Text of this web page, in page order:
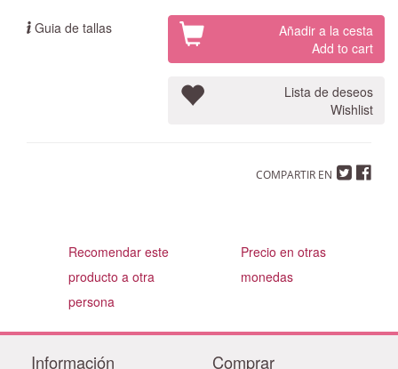
Guia de tallas
Añadir a la cesta
Add to cart
Lista de deseos
Wishlist
COMPARTIR EN
Recomendar este
producto a otra
persona
Precio en otras
monedas
Información Comprar